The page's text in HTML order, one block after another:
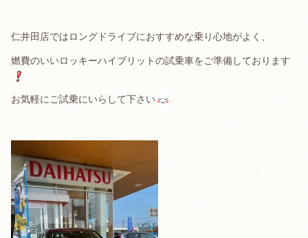
仁井田店ではロングドライブにおすすめな乗り心地がよく、
燃費のいいロッキーハイブリットの試乗車をご準備しております
お気軽にご試乗にいらして下さい